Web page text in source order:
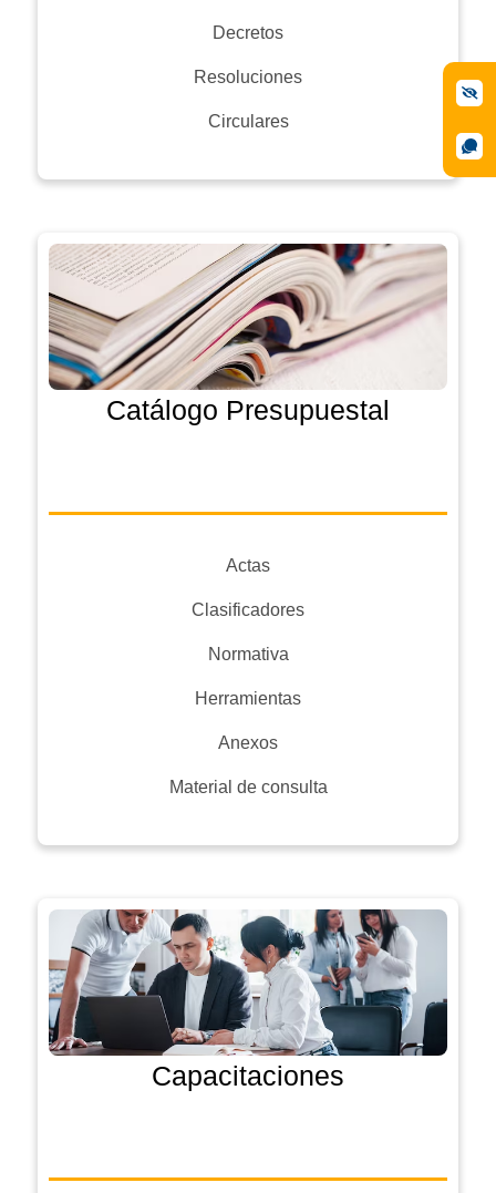
Decretos
Resoluciones
Circulares
Catálogo Presupuestal
Actas
Clasificadores
Normativa
Herramientas
Anexos
Material de consulta
Capacitaciones